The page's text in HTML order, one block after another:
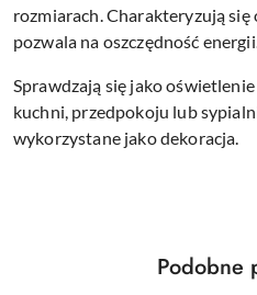
rozmiarach. Charakteryzują się
pozwala na oszczędność
Sprawdzają się jako
kuchni, przedpokoju lub
wykorzystane jako dekoracja.
Pomiń karuzelęProdukty
Podobne